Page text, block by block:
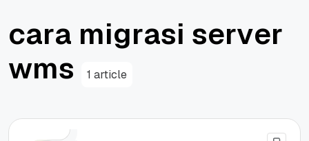
cara migrasi server
wms 1 article